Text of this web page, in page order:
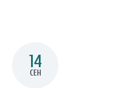
14
СЕН